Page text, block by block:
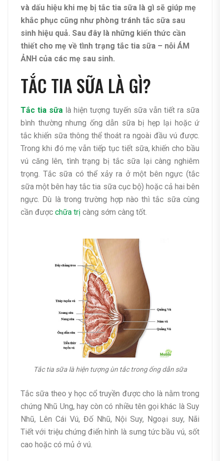
và dấu hiệu khi mẹ bị tắc tia sữa là gì sẽ giúp mẹ
khắc phục cũng như phòng tránh tắc sữa sau
sinh hiệu quả. Sau đây là những kiến thức cần
thiết cho mẹ về tình trạng tắc tia sữa – nỗi ÁM
ẢNH của các mẹ sau sinh.
TẮC TIA SỮA LÀ GÌ?
Tắc tia sữa là hiện tượng tuyến sữa vẫn tiết ra sữa
bình thường nhưng ống dẫn sữa bị hẹp lại hoặc ứ
tắc khiến sữa thông thể thoát ra ngoài đầu vú được.
Trong khi đó mẹ vẫn tiếp tục tiết sữa, khiến cho bầu
vú căng lên, tình trạng bị tắc sữa lại càng nghiêm
trọng. Tắc sữa có thể xảy ra ở một bên ngực (tắc
sữa một bên hay tắc tia sữa cục bộ) hoặc cả hai bên
ngực. Dù là trong trường hợp nào thì tắc sữa cùng
cần được chữa trị càng sớm càng tốt.
Tắc tia sữa là hiện tượng ùn tắc trong ống dẫn sữa
Tắc sữa theo y học cổ truyền được cho là nằm trong
chứng Nhũ Ung, hay còn có nhiều tên gọi khác là Suy
Nhũ, Lên Cái Vú, Đố Nhũ, Nội Suy, Ngoại suy, Nãi
Tiết với triệu chứng điển hình là sưng tức bầu vú, sốt
cao hoặc có mủ ở vú.